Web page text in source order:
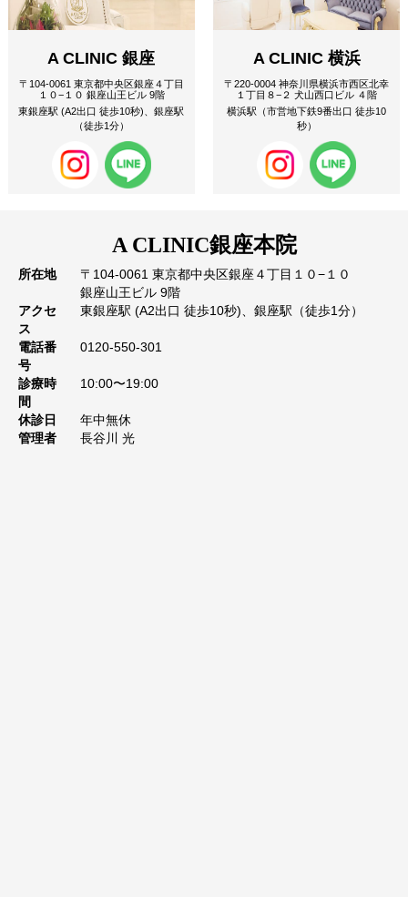
A CLINIC 銀座
〒104-0061 東京都中央区銀座４丁目
１０−１０ 銀座山王ビル 9階
東銀座駅 (A2出口 徒歩10秒)、銀座駅
（徒歩1分）
A CLINIC 横浜
〒220-0004 神奈川県横浜市西区北幸
１丁目８−２ 犬山西口ビル ４階
横浜駅（市営地下鉄9番出口 徒歩10
秒）
A CLINIC銀座本院
所在地
〒104-0061 東京都中央区銀座４丁目１０−１０
銀座山王ビル 9階
アクセ
ス
東銀座駅 (A2出口 徒歩10秒)、銀座駅（徒歩1分）
電話番
号
0120-550-301
診療時
間
10:00〜19:00
休診日
年中無休
管理者
長谷川 光